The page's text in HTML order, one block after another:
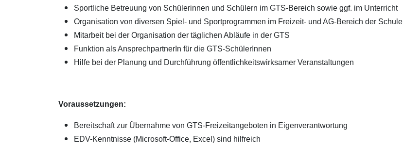
Sportliche Betreuung von Schülerinnen und Schülern im GTS-Bereich sowie ggf. im Unterricht
Organisation von diversen Spiel- und Sportprogrammen im Freizeit- und AG-Bereich der Schule
Mitarbeit bei der Organisation der täglichen Abläufe in der GTS
Funktion als AnsprechpartnerIn für die GTS-SchülerInnen
Hilfe bei der Planung und Durchführung öffentlichkeitswirksamer Veranstaltungen
Voraussetzungen:
Bereitschaft zur Übernahme von GTS-Freizeitangeboten in Eigenverantwortung
EDV-Kenntnisse (Microsoft-Office, Excel) sind hilfreich